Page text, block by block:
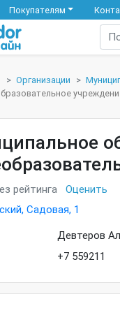
Покупателям
Организации
рейтинга
Оценить
Садовая, 1
Девтеров
+7 559211